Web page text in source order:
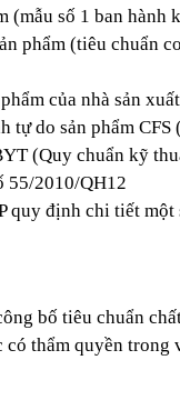
(mẫu số 1 ban
phẩm (tiêu chuẩn
của nhà sản
tự do sản phẩm CFS
(Quy chuẩn kỹ
55/2010/QH12
định chi tiết một
bố tiêu chuẩn
có thẩm quyền